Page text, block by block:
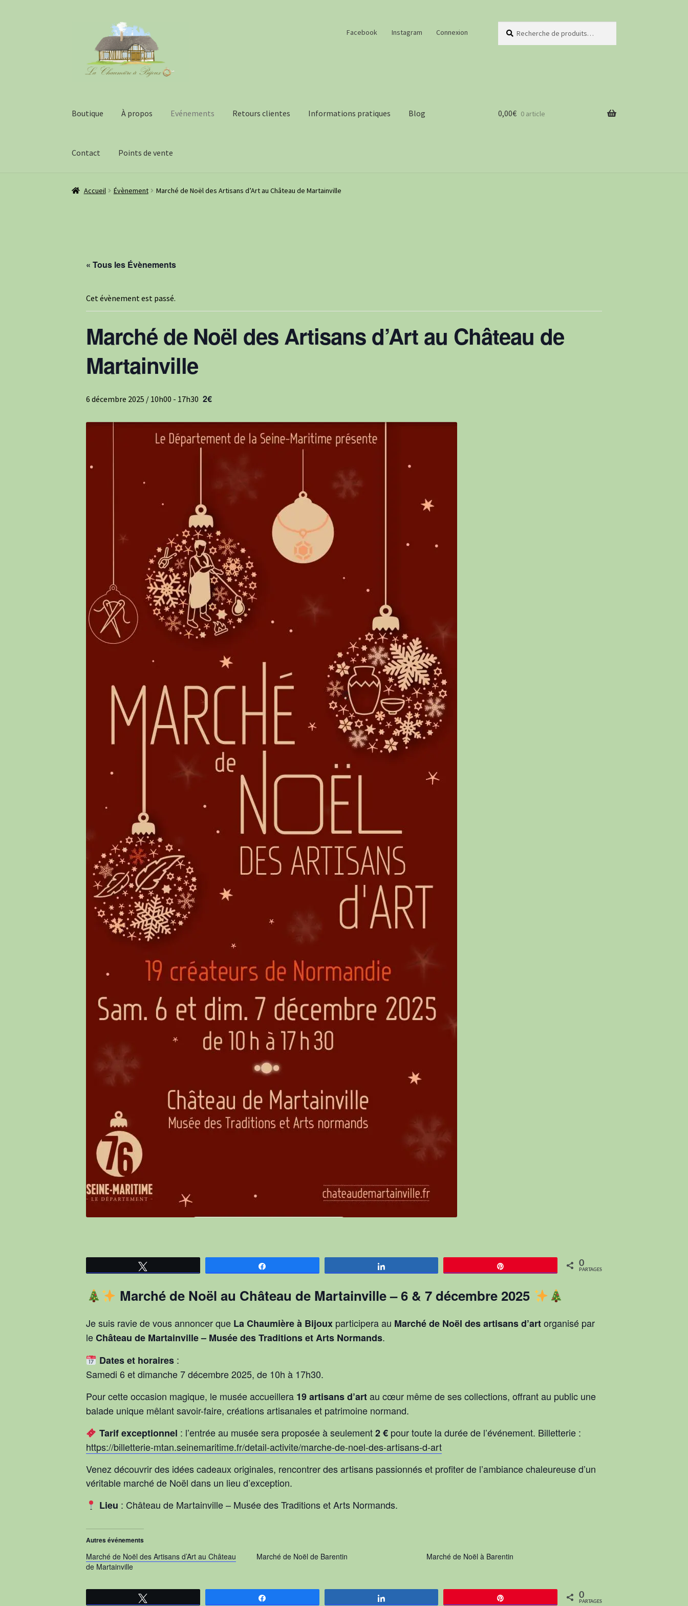
navigation
contenu
Facebook Instagram Connexion
pour :
Boutique À propos Evénements Retours clientes Informations pratiques Blog
Contact Points de vente
0,00€ 0 article
Accueil Évènement Marché de Noël des Artisans d’Art au Château de Martainville
« Tous les Évènements
Cet évènement est passé.
Marché de Noël des Artisans d’Art au Château de
Martainville
6 décembre 2025 / 10h00 - 17h30 2€
0
PARTAGES
Marché de Noël au Château de Martainville – 6 & 7 décembre 2025
Je suis ravie de vous annoncer que La Chaumière à Bijoux participera au Marché de Noël des artisans d’artorganisé par
leChâteau de Martainville – Musée des Traditions et Arts Normands.
Dates et horaires:
Samedi 6 et dimanche 7 décembre 2025, de 10h à 17h30.
Pour cette occasion magique, le musée accueillera 19 artisans d’artau cœur même de ses collections, offrant au public une
balade unique mêlant savoir-faire, créations artisanales et patrimoine normand.
Tarif exceptionnel : l’entrée au musée sera proposée à seulement2 €pour toute la durée de l’événement. Billetterie :
https://billetterie-mtan.seinemaritime.fr/detail-activite/marche-de-noel-des-artisans-d-art
Venez découvrir des idées cadeaux originales, rencontrer des artisans passionnés et profiter de l’ambiance chaleureuse d’un
véritable marché de Noël dans un lieu d’exception.
Lieu : Château de Martainville – Musée des Traditions et Arts Normands.
Autres événements
Marché de Noël des Artisans d’Art au Château
de Martainville
Marché de Noël de Barentin Marché de Noël à Barentin
0
PARTAGES